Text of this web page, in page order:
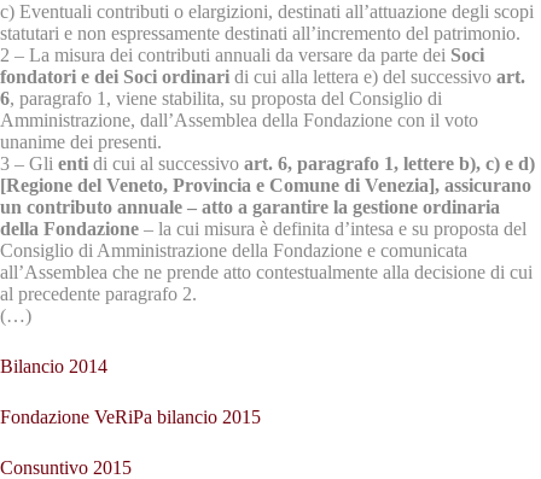
c) Eventuali contributi o elargizioni, destinati all’attuazione degli scopi
statutari e non espressamente destinati all’incremento del patrimonio.
2 – La misura dei contributi annuali da versare da parte dei Soci
fondatori e dei Soci ordinari di cui alla lettera e) del successivo art.
6, paragrafo 1, viene stabilita, su proposta del Consiglio di
Amministrazione, dall’Assemblea della Fondazione con il voto
unanime dei presenti.
3 – Gli enti di cui al successivo art. 6, paragrafo 1, lettere b), c) e d)
[Regione del Veneto, Provincia e Comune di Venezia], assicurano
un contributo annuale – atto a garantire la gestione ordinaria
della Fondazione – la cui misura è definita d’intesa e su proposta del
Consiglio di Amministrazione della Fondazione e comunicata
all’Assemblea che ne prende atto contestualmente alla decisione di cui
al precedente paragrafo 2.
(…)
Bilancio 2014
Fondazione VeRiPa bilancio 2015
Consuntivo 2015